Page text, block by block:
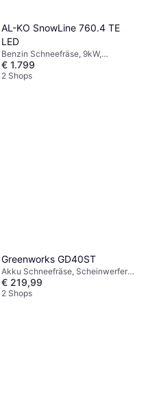
AL-KO SnowLine 760.4 TE
LED
Benzin Schneefräse, 9kW,
Scheinwerfer, Beheizte Griffe,
Einlassbreite: 76 cm
€ 1.799
2 Shops
Greenworks GD40ST
Akku Schneefräse, Scheinwerfer,
Einlassbreite: 50.8 cm
€ 219,99
2 Shops